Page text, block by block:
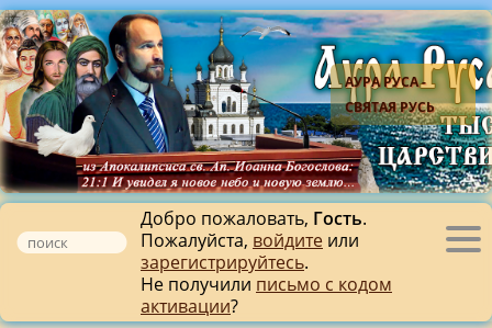
АУРА РУСА -
СВЯТАЯ РУСЬ
Добро пожаловать, Гость.
Пожалуйста, войдите или
зарегистрируйтесь.
Не получили письмо с кодом
активации?